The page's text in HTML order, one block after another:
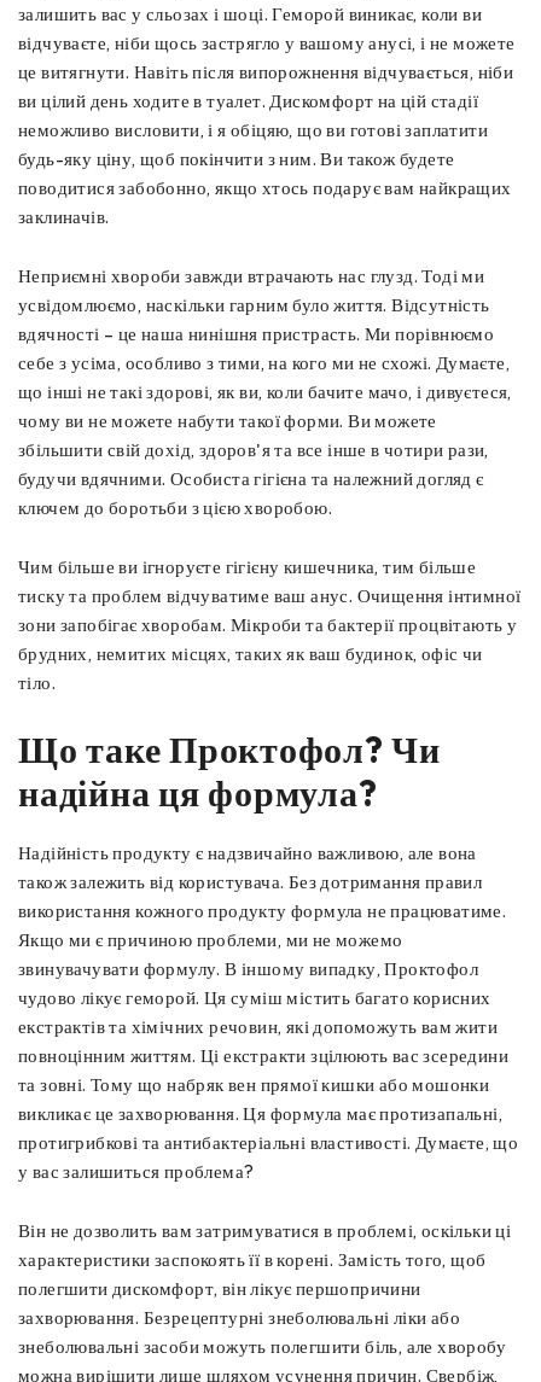
залишить вас у сльозах і шоці. Геморой виникає, коли ви
відчуваєте, ніби щось застрягло у вашому анусі, і не можете
це витягнути. Навіть після випорожнення відчувається, ніби
ви цілий день ходите в туалет. Дискомфорт на цій стадії
неможливо висловити, і я обіцяю, що ви готові заплатити
будь-яку ціну, щоб покінчити з ним. Ви також будете
поводитися забобонно, якщо хтось подарує вам найкращих
заклиначів.
Неприємні хвороби завжди втрачають нас глузд. Тоді ми
усвідомлюємо, наскільки гарним було життя. Відсутність
вдячності – це наша нинішня пристрасть. Ми порівнюємо
себе з усіма, особливо з тими, на кого ми не схожі. Думаєте,
що інші не такі здорові, як ви, коли бачите мачо, і дивуєтеся,
чому ви не можете набути такої форми. Ви можете
збільшити свій дохід, здоров'я та все інше в чотири рази,
будучи вдячними. Особиста гігієна та належний догляд є
ключем до боротьби з цією хворобою.
Чим більше ви ігноруєте гігієну кишечника, тим більше
тиску та проблем відчуватиме ваш анус. Очищення інтимної
зони запобігає хворобам. Мікроби та бактерії процвітають у
брудних, немитих місцях, таких як ваш будинок, офіс чи
тіло.
Що таке Проктофол? Чи
надійна ця формула?
Надійність продукту є надзвичайно важливою, але вона
також залежить від користувача. Без дотримання правил
використання кожного продукту формула не працюватиме.
Якщо ми є причиною проблеми, ми не можемо
звинувачувати формулу. В іншому випадку, Проктофол
чудово лікує геморой. Ця суміш містить багато корисних
екстрактів та хімічних речовин, які допоможуть вам жити
повноцінним життям. Ці екстракти зцілюють вас зсередини
та зовні. Тому що набряк вен прямої кишки або мошонки
викликає це захворювання. Ця формула має протизапальні,
протигрибкові та антибактеріальні властивості. Думаєте, що
у вас залишиться проблема?
Він не дозволить вам затримуватися в проблемі, оскільки ці
характеристики заспокоять її в корені. Замість того, щоб
полегшити дискомфорт, він лікує першопричини
захворювання. Безрецептурні знеболювальні ліки або
знеболювальні засоби можуть полегшити біль, але хворобу
можна вирішити лише шляхом усунення причин. Свербіж,